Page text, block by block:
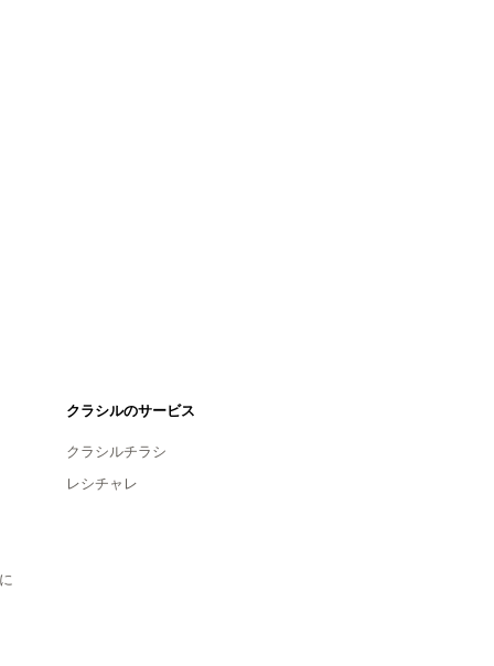
クラシルのサービス
クラシルチラシ
レシチャレ